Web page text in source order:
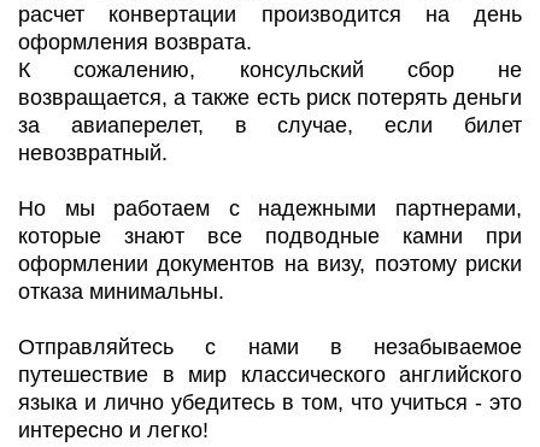
расчет конвертации производится на день
оформления возврата.
К сожалению, консульский сбор не
возвращается, а также есть риск потерять деньги
за авиаперелет, в случае, если билет
невозвратный.
Но мы работаем с надежными партнерами,
которые знают все подводные камни при
оформлении документов на визу, поэтому риски
отказа минимальны.
Отправляйтесь с нами в незабываемое
путешествие в мир классического английского
языка и лично убедитесь в том, что учиться - это
интересно и легко!